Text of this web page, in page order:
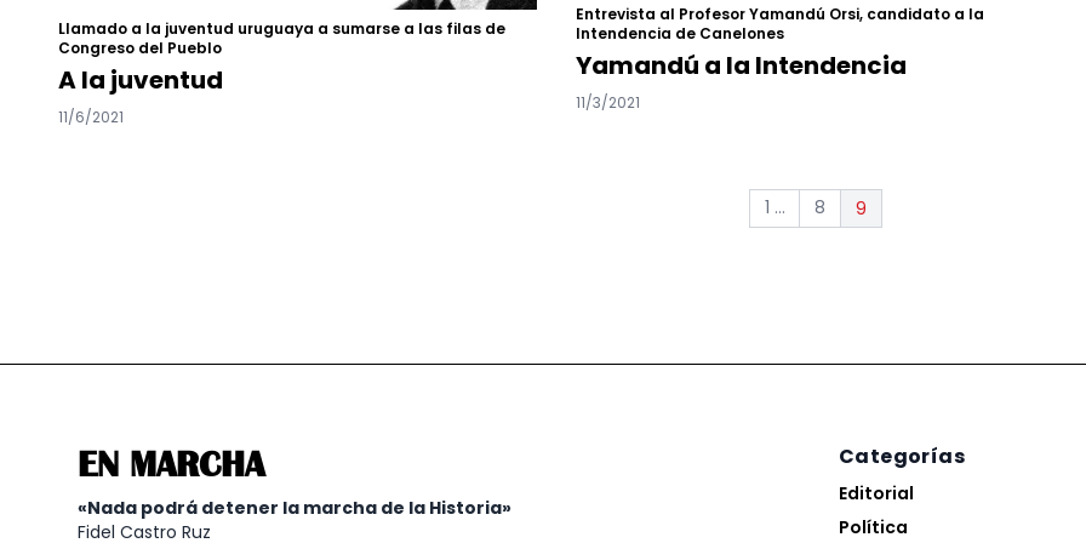
Llamado a la juventud uruguaya a sumarse a las filas de
Congreso del Pueblo
A la juventud
11/6/2021
Entrevista al Profesor Yamandú Orsi, candidato a la
Intendencia de Canelones
Yamandú a la Intendencia
11/3/2021
1 ... 8 9
EN MARCHA
«Nada podrá detener la marcha de la Historia»
Fidel Castro Ruz
Categorías
Editorial
Política